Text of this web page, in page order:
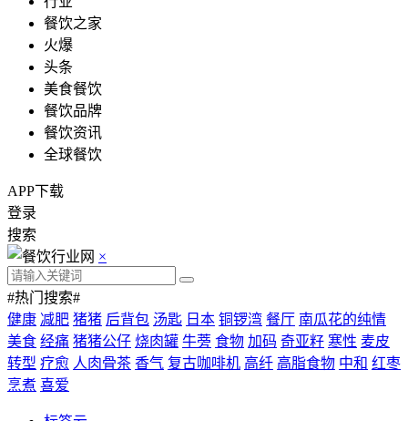
餐饮之家
火爆
头条
美食餐饮
餐饮品牌
餐饮资讯
全球餐饮
APP下载
登录
搜索
×
#热门搜索#
健康 减肥 猪猪 后背包 汤匙 日本 铜锣湾 餐厅 南瓜花的纯情
美食 经痛 猪猪公仔 烧肉罐 牛蒡 食物 加码 奇亚籽 寒性 麦皮
转型 疗愈 人肉骨茶 香气 复古咖啡机 高纤 高脂食物 中和 红枣
烹煮 喜爱